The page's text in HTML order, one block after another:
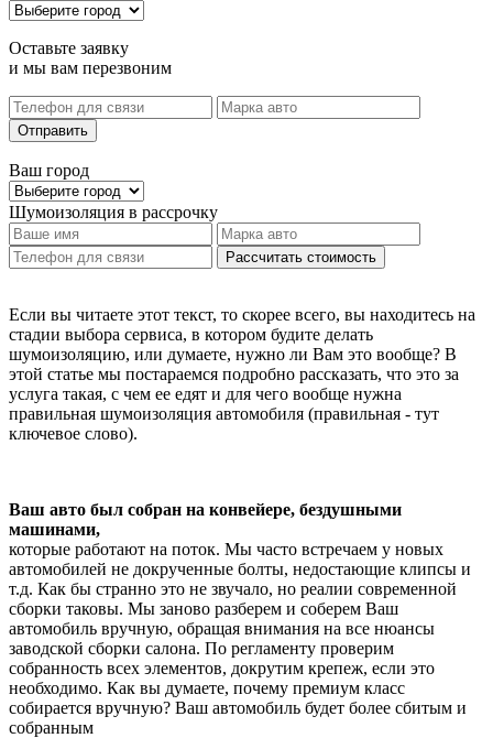
Оставьте заявку
и мы вам перезвоним
Отправить
Ваш город
Шумоизоляция в рассрочку
Рассчитать стоимость
Если вы читаете этот текст, то скорее всего, вы находитесь на
стадии выбора сервиса, в котором будите делать
шумоизоляцию, или думаете, нужно ли Вам это вообще? В
этой статье мы постараемся подробно рассказать, что это за
услуга такая, с чем ее едят и для чего вообще нужна
правильная шумоизоляция автомобиля (правильная - тут
ключевое слово).
Ваш авто был собран на конвейере, бездушными
машинами,
которые работают на поток. Мы часто встречаем у новых
автомобилей не докрученные болты, недостающие клипсы и
т.д. Как бы странно это не звучало, но реалии современной
сборки таковы. Мы заново разберем и соберем Ваш
автомобиль вручную, обращая внимания на все нюансы
заводской сборки салона. По регламенту проверим
собранность всех элементов, докрутим крепеж, если это
необходимо. Как вы думаете, почему премиум класс
собирается вручную? Ваш автомобиль будет более сбитым и
собранным